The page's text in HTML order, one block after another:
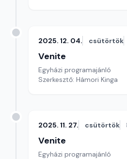
2025. 12. 04. csütörtök
Venite
Egyházi programajánló
Szerkesztő: Hámori Kinga
2025. 11. 27. csütörtök
Venite
Egyházi programajánló